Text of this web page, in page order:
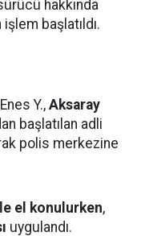
hakkında
başlatıldı.
Y., Aksaray
başlatılan adli
polis merkezine
el konulurken,
uygulandı.